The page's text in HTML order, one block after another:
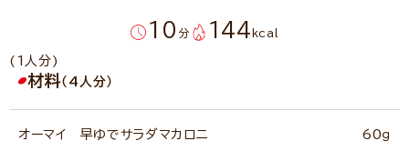
10 分 144 kcal
(1人分)
材料（4人分）
オーマイ 早ゆでサラダマカロニ 60ｇ